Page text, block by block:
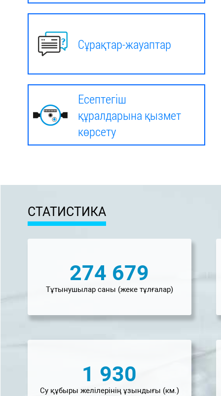
Сұрақтар-жауаптар
Есептегіш
құралдарына қызмет
көрсету
СТАТИСТИКА
274 679
Тұтынушылар саны (жеке тұлғалар)
1 930
Су құбыры желілерінің ұзындығы (км.)